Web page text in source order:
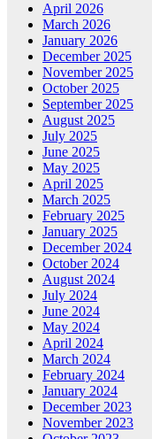
April 2026
March 2026
January 2026
December 2025
November 2025
October 2025
September 2025
August 2025
July 2025
June 2025
May 2025
April 2025
March 2025
February 2025
January 2025
December 2024
October 2024
August 2024
July 2024
June 2024
May 2024
April 2024
March 2024
February 2024
January 2024
December 2023
November 2023